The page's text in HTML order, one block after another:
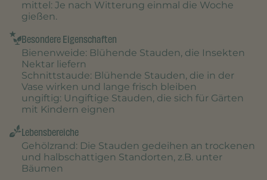
mittel : Je nach Witterung einmal die Woche
gießen.
Besondere Eigenschaften
Bienenweide: Blühende Stauden, die Insekten
Nektar liefern
Schnittstaude: Blühende Stauden, die in der
Vase wirken und lange frisch bleiben
ungiftig: Ungiftige Stauden, die sich für Gärten
mit Kindern eignen
Lebensbereiche
Gehölzrand : Die Stauden gedeihen an trockenen
und halbschattigen Standorten, z.B. unter
Bäumen